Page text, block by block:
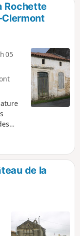
Rochette
05
et
belles
de la